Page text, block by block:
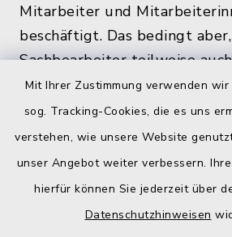
Mit Ihrer Zustimmung verwenden
sog. Tracking-Cookies, die es uns
verstehen, wie unsere Website
unser Angebot weiter verbessern.
hierfür können Sie jederzeit über
Datenschutzhinweisen
Mitarbeiter und
beschäftigt. Das bedingt
Sachbearbeiter teilweise
üblichen Bürozeiten und zu
Öffnungszeiten, nicht im
Quicklinks